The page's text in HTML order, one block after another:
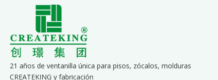
21 años de ventanilla única para pisos, zócalos, molduras
CREATEKING y fabricación